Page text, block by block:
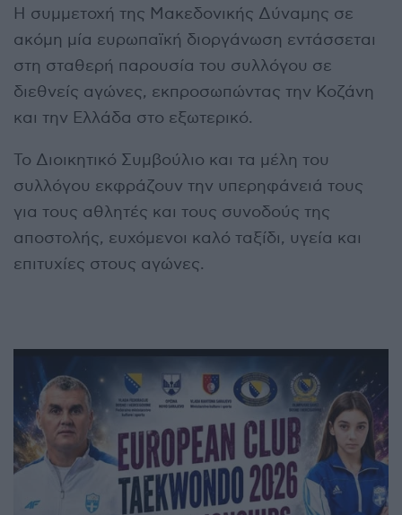
Η συμμετοχή της Μακεδονικής Δύναμης σε
ακόμη μία ευρωπαϊκή διοργάνωση εντάσσεται
στη σταθερή παρουσία του συλλόγου σε
διεθνείς αγώνες, εκπροσωπώντας την Κοζάνη
και την Ελλάδα στο εξωτερικό.
Το Διοικητικό Συμβούλιο και τα μέλη του
συλλόγου εκφράζουν την υπερηφάνειά τους
για τους αθλητές και τους συνοδούς της
αποστολής, ευχόμενοι καλό ταξίδι, υγεία και
επιτυχίες στους αγώνες.